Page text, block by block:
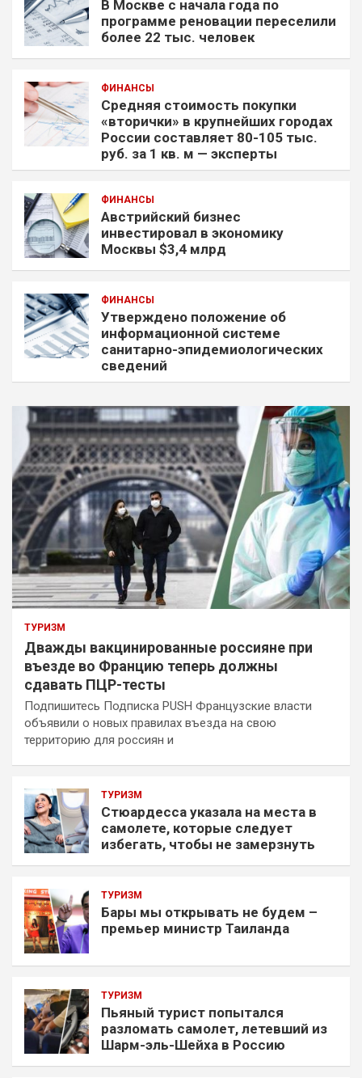
В Москве с начала года по
программе реновации переселили
более 22 тыс. человек
ФИНАНСЫ
Средняя стоимость покупки
«вторички» в крупнейших городах
России составляет 80-105 тыс.
руб. за 1 кв. м — эксперты
ФИНАНСЫ
Австрийский бизнес
инвестировал в экономику
Москвы $3,4 млрд
ФИНАНСЫ
Утверждено положение об
информационной системе
санитарно-эпидемиологических
сведений
ТУРИЗМ
Дважды вакцинированные россияне при
въезде во Францию теперь должны
сдавать ПЦР-тесты
Подпишитесь Подписка PUSH Французские власти
объявили о новых правилах въезда на свою
территорию для россиян и
ТУРИЗМ
Стюардесса указала на места в
самолете, которые следует
избегать, чтобы не замерзнуть
ТУРИЗМ
Бары мы открывать не будем –
премьер министр Таиланда
ТУРИЗМ
Пьяный турист попытался
разломать самолет, летевший из
Шарм-эль-Шейха в Россию